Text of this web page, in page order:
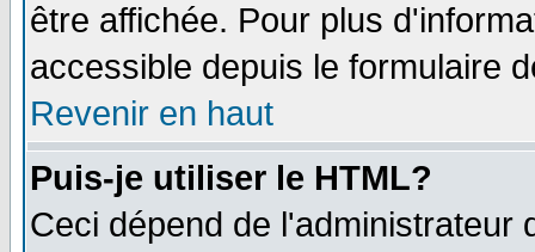
être affichée. Pour plus
accessible depuis le formulaire
Revenir en haut
Puis-je utiliser le HTML?
Ceci dépend de l'administrateur